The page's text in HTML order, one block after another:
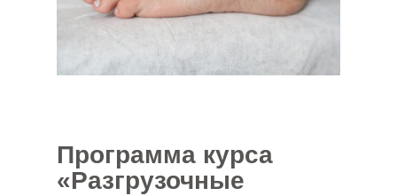
Программа курса
«Разгрузочные